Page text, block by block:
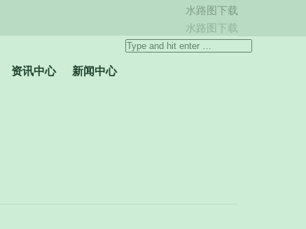
水路图下载
水路图下载
page
资讯中心 新闻中心
Search: